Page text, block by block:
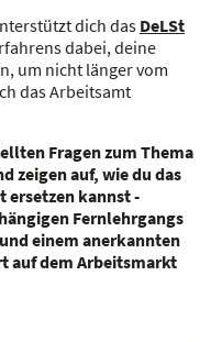
dich das DeLSt
dabei, deine
um nicht länger vom
das Arbeitsamt
Fragen zum Thema
zeigen auf, wie du das
ersetzen kannst -
Fernlehrgangs
einem anerkannten
auf dem Arbeitsmarkt